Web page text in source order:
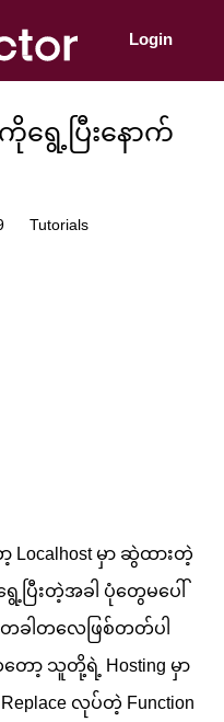
Login
ကိုရွေ့ပြီးနောက်
Tutorials
Localhost မှာ ဆွဲထားတဲ့
ေ့ပြီးတဲ့အခါ ပုံတွေမပေါ်
ခါတလေဖြစ်တတ်ပါ
ော့ သူတို့ရဲ့ Hosting မှာ
လုပ်တဲ့ Function